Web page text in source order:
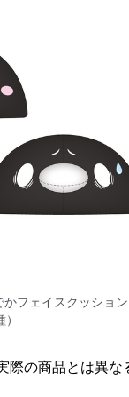
フェイスクッショ
）
際の商品とは異